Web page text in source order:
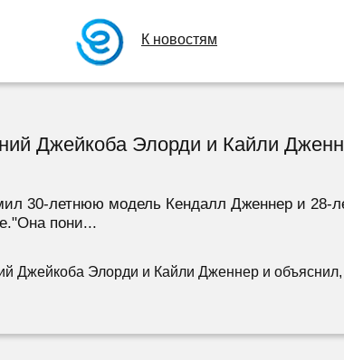
К новостям
Джейкоба Элорди и Кайли
30-летнюю модель Кендалл Дженнер и 28-
пони...